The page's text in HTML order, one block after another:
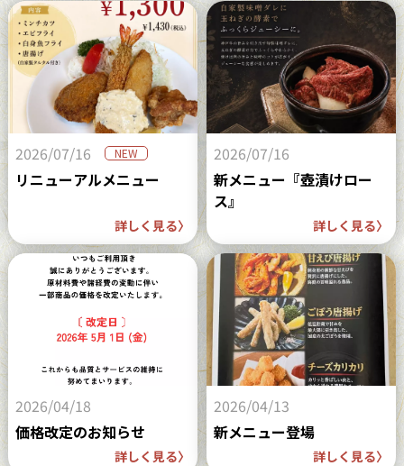
2026/07/16 NEW
リニューアルメニュー
詳しく見る〉
2026/07/16
新メニュー『壺漬けロー
ス』
詳しく見る〉
2026/04/18
価格改定のお知らせ
詳しく見る〉
2026/04/13
新メニュー登場
詳しく見る〉